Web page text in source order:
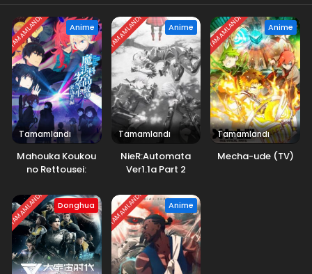
TAMAMLANDI Anime
Tamamlandı
Mahouka Koukou
no Rettousei:
TAMAMLANDI Anime
Tamamlandı
NieR:Automata
Ver1.1a Part 2
TAMAMLANDI Anime
Tamamlandı
Mecha-ude (TV)
TAMAMLANDI Donghua TAMAMLANDI Anime